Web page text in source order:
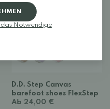
D.D. Step Canvas
barefoot shoes FlexStep
Ab 24,00 €
das Notwendige